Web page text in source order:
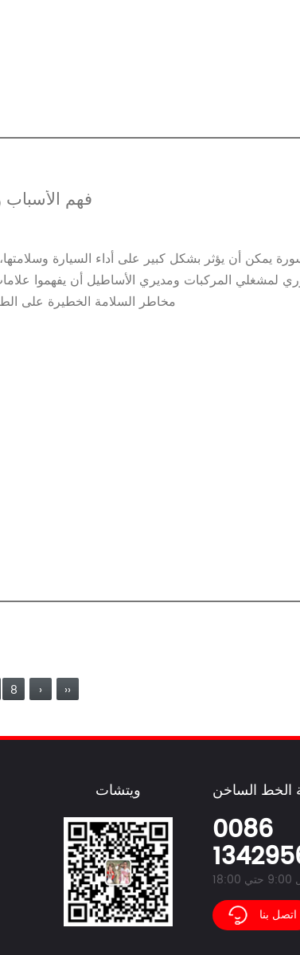
فهم
يمكن أن يؤثر بشكل كبير على أداء السيارة
لمشغلي المركبات ومديري الأساطيل أن يفهموا
مخاطر السلامة الخطيرة على
8 › ››
ويتشات الخط الساخن
0086
اتصل بنا